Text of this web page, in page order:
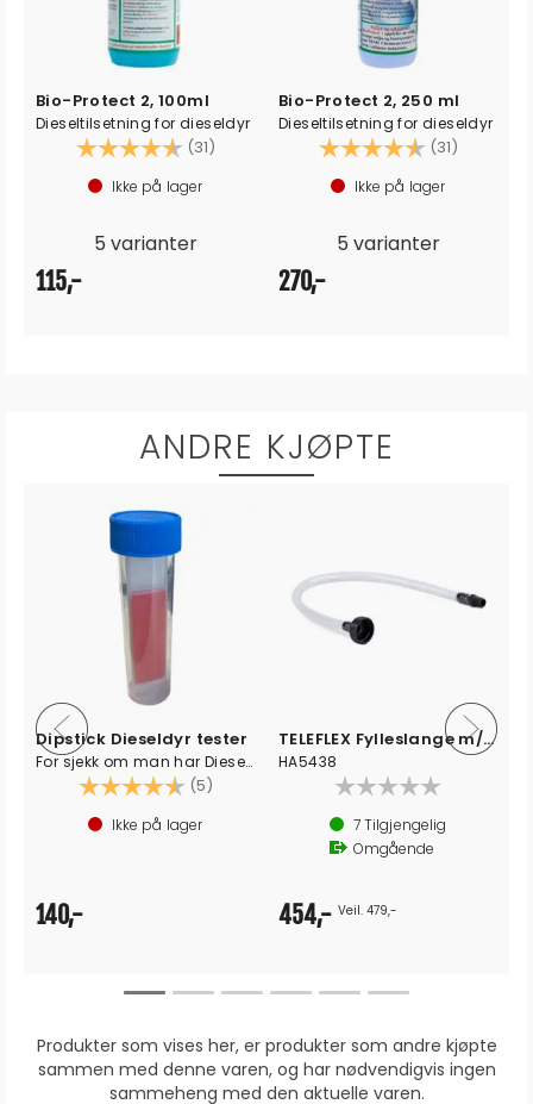
Bio-Protect 2, 100ml
Dieseltilsetning for dieseldyr
Karakter: (31) 4.7 av 5 mulige
Ikke på lager
5 varianter
115,-
Bio-Protect 2, 250 ml
Dieseltilsetning for dieseldyr
Karakter: (31)
Ikke på lager
5 varianter
270,-
ANDRE KJØPTE
Dipstick Dieseldyr tester
For sjekk om man har Dieseldyr
Karakter: (5) 4.4 av 5 mulige
Ikke på lager
140,-
TELEFLEX Fylleslange m/ kork og nippel
HA5438
7Tilgjengelig
Omgående
454,- Veil. 479,-
Produkter som vises her, er produkter som andre kjøpte
sammen med denne varen, og har nødvendigvis ingen
sammeheng med den aktuelle varen.